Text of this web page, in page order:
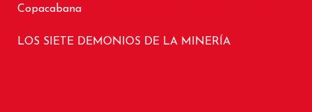
Copacabana
LOS SIETE DEMONIOS DE LA MINERÍA